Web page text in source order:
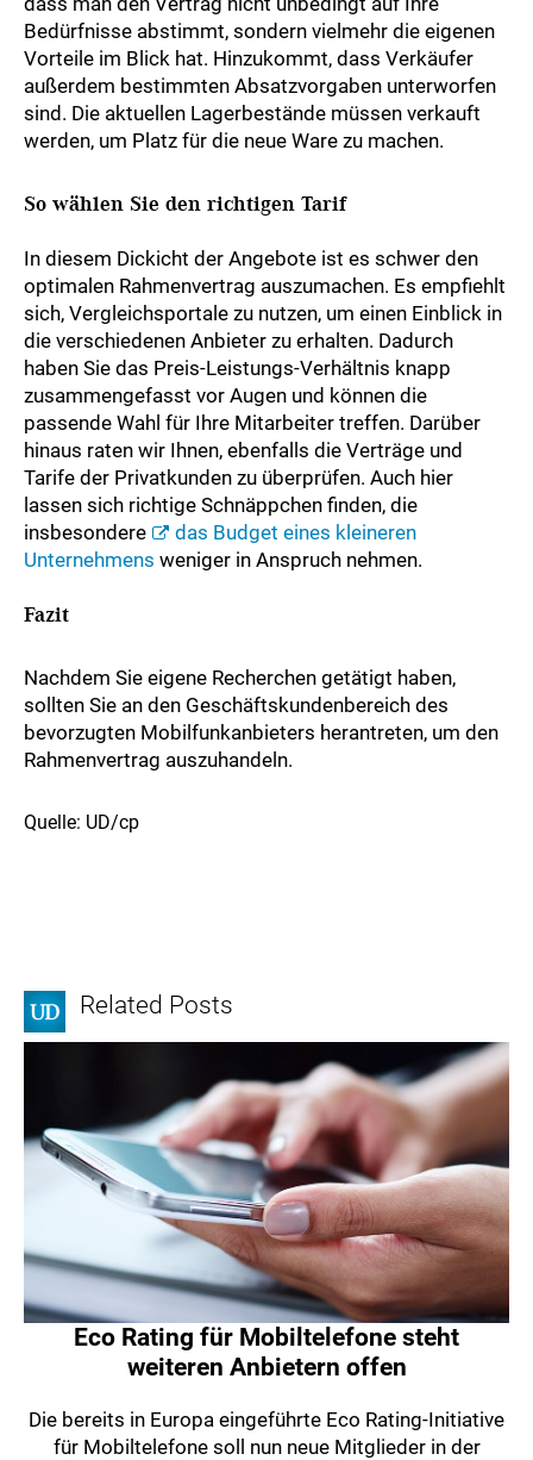
Bedürfnisse abstimmt, sondern vielmehr die eigenen
Vorteile im Blick hat. Hinzukommt, dass Verkäufer
außerdem bestimmten Absatzvorgaben unterworfen
sind. Die aktuellen Lagerbestände müssen verkauft
werden, um Platz für die neue Ware zu machen.
So wählen Sie den richtigen Tarif
In diesem Dickicht der Angebote ist es schwer den
optimalen Rahmenvertrag auszumachen. Es empfiehlt
sich, Vergleichsportale zu nutzen, um einen Einblick in
die verschiedenen Anbieter zu erhalten. Dadurch
haben Sie das Preis-Leistungs-Verhältnis knapp
zusammengefasst vor Augen und können die
passende Wahl für Ihre Mitarbeiter treffen. Darüber
hinaus raten wir Ihnen, ebenfalls die Verträge und
Tarife der Privatkunden zu überprüfen. Auch hier
lassen sich richtige Schnäppchen finden, die
insbesondere
das Budget eines kleineren
Unternehmens weniger in Anspruch nehmen.
Fazit
Nachdem Sie eigene Recherchen getätigt haben,
sollten Sie an den Geschäftskundenbereich des
bevorzugten Mobilfunkanbieters herantreten, um den
Rahmenvertrag auszuhandeln.
Quelle: UD/cp
Related Posts
Eco Rating für Mobiltelefone steht
weiteren Anbietern offen
Die bereits in Europa eingeführte Eco Rating-Initiative
für Mobiltelefone soll nun neue Mitglieder in der